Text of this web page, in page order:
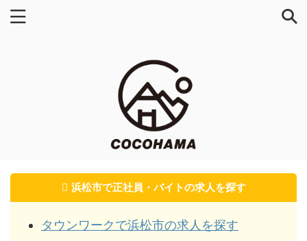
浜松市で正社員・バイトの求人を探す
タウンワークで浜松市の求人を探す